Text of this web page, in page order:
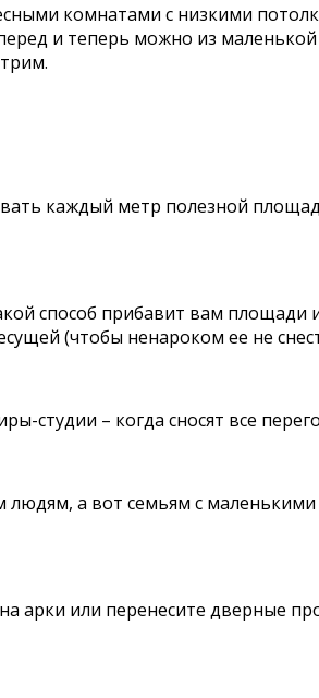
комнатами с низкими
и теперь можно из
каждый метр полезной
способ прибавит вам площади
(чтобы ненароком ее не
студии – когда сносят все
а вот семьям с
арки или перенесите дверные